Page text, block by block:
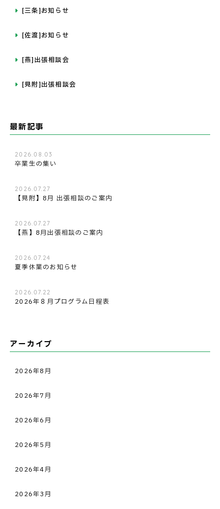
[三条]お知らせ
[佐渡]お知らせ
[燕]出張相談会
[見附]出張相談会
最新記事
2026.08.03
卒業生の集い
2026.07.27
【見附】8月 出張相談のご案内
2026.07.27
【燕】8月出張相談のご案内
2026.07.24
夏季休業のお知らせ
2026.07.22
2026年８月プログラム日程表
アーカイブ
2026年8月
2026年7月
2026年6月
2026年5月
2026年4月
2026年3月